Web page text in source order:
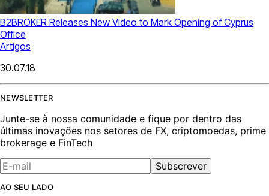
B2BROKER Releases New Video to Mark Opening of Cyprus
Office
Artigos
30.07.18
NEWSLETTER
Junte-se à nossa comunidade e fique por dentro das
últimas inovações nos setores de FX, criptomoedas, prime
brokerage e FinTech
Subscrever
AO SEU LADO